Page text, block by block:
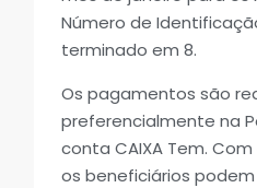
Número de
terminado em 8.
Os pagamentos são
preferencialmente na
conta CAIXA Tem.
os beneficiários